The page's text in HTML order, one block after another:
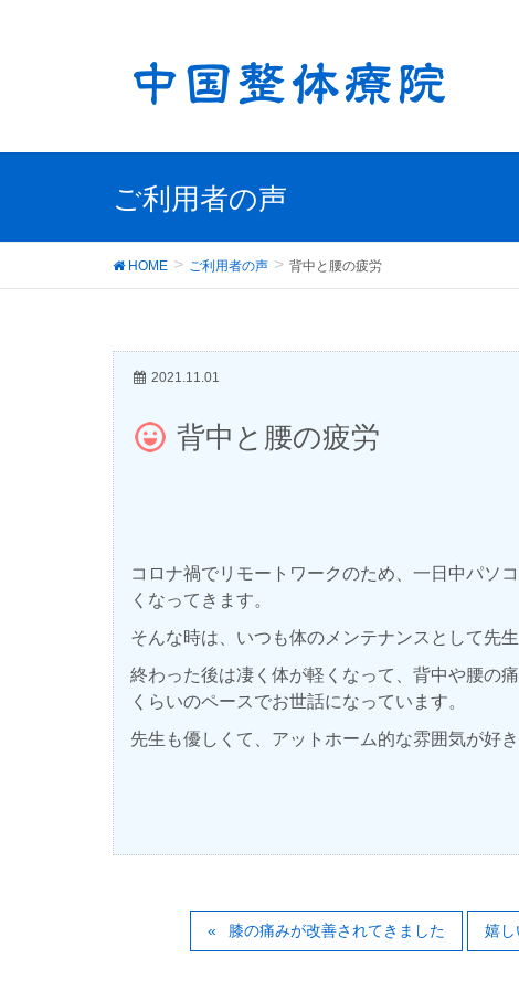
ご利用者の声
HOME ご利用者の声 背中と腰の疲労
2021.11.01
背中と腰の疲労
コロナ禍でリモートワークのため、一日中パソ
くなってきます。
そんな時は、いつも体のメンテナンスとして先
終わった後は凄く体が軽くなって、背中や腰の
くらいのペースでお世話になっています。
先生も優しくて、アットホーム的な雰囲気が好き
膝の痛みが改善されてきました 嬉し